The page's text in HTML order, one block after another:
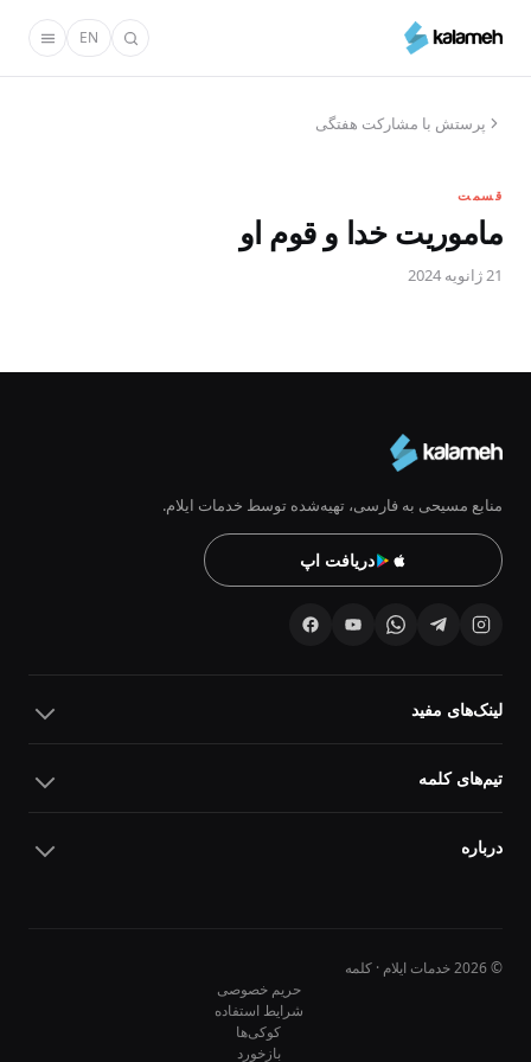
محتوای
EN
پرستش با مشارکت هفتگی
قسمت
ماموریت خدا و قوم او
21 ژانویه 2024
منابع مسیحی به فارسی، تهیه‌شده توسط خدمات ایلام.
دریافت اپ
لینک‌های مفید
تیم‌های کلمه
درباره
© 2026 خدمات ایلام · کلمه
حریم خصوصی
شرایط استفاده
کوکی‌ها
بازخورد
10